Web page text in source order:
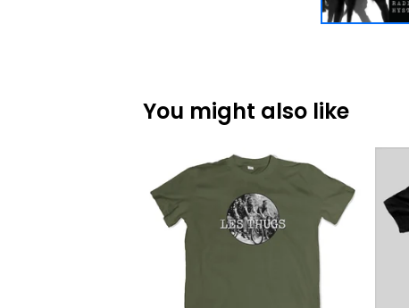
You might also like